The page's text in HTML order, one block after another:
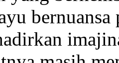
bernuansa